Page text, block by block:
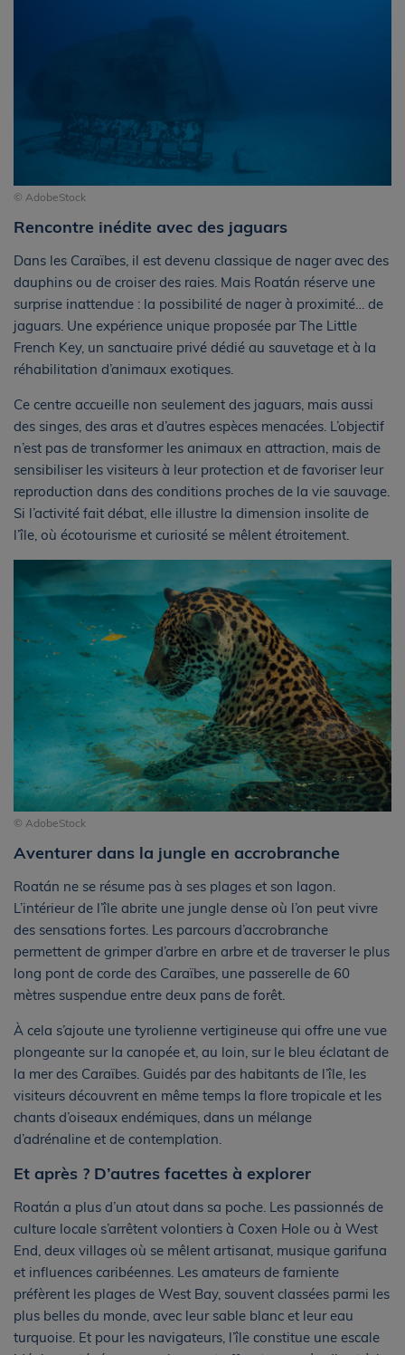
© AdobeStock
Rencontre inédite avec des jaguars
Dans les Caraïbes, il est devenu classique de nager avec des
dauphins ou de croiser des raies. Mais Roatán réserve une
surprise inattendue : la possibilité de nager à proximité… de
jaguars. Une expérience unique proposée par The Little
French Key, un sanctuaire privé dédié au sauvetage et à la
réhabilitation d’animaux exotiques.
Ce centre accueille non seulement des jaguars, mais aussi
des singes, des aras et d’autres espèces menacées. L’objectif
n’est pas de transformer les animaux en attraction, mais de
sensibiliser les visiteurs à leur protection et de favoriser leur
reproduction dans des conditions proches de la vie sauvage.
Si l’activité fait débat, elle illustre la dimension insolite de
l’île, où écotourisme et curiosité se mêlent étroitement.
© AdobeStock
Aventurer dans la jungle en accrobranche
Roatán ne se résume pas à ses plages et son lagon.
L’intérieur de l’île abrite une jungle dense où l’on peut vivre
des sensations fortes. Les parcours d’accrobranche
permettent de grimper d’arbre en arbre et de traverser le plus
long pont de corde des Caraïbes, une passerelle de 60
mètres suspendue entre deux pans de forêt.
À cela s’ajoute une tyrolienne vertigineuse qui offre une vue
plongeante sur la canopée et, au loin, sur le bleu éclatant de
la mer des Caraïbes. Guidés par des habitants de l’île, les
visiteurs découvrent en même temps la flore tropicale et les
chants d’oiseaux endémiques, dans un mélange
d’adrénaline et de contemplation.
Et après ? D’autres facettes à explorer
Roatán a plus d’un atout dans sa poche. Les passionnés de
culture locale s’arrêtent volontiers à Coxen Hole ou à West
End, deux villages où se mêlent artisanat, musique garifuna
et influences caribéennes. Les amateurs de farniente
préfèrent les plages de West Bay, souvent classées parmi les
plus belles du monde, avec leur sable blanc et leur eau
turquoise. Et pour les navigateurs, l’île constitue une escale